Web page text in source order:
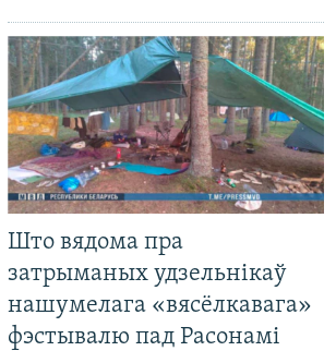
Што вядома пра
затрыманых удзельнікаў
нашумелага «вясёлкавага»
фэстывалю пад Расонамі